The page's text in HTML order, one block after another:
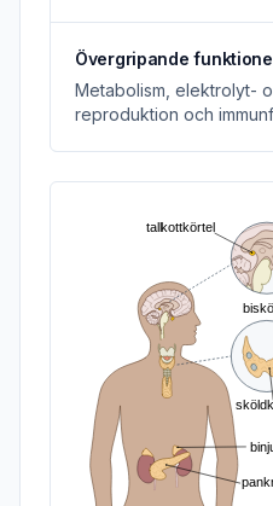
Övergripande
Metabolism, elektrolyt-
reproduktion och